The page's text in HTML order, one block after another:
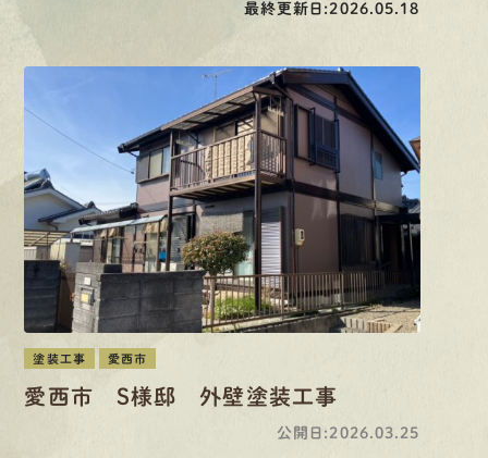
最終更新日:2026.05.18
塗装工事 愛西市
愛西市 S様邸 外壁塗装工事
公開日:2026.03.25